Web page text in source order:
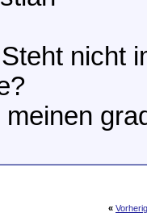
nicht
meinen
«